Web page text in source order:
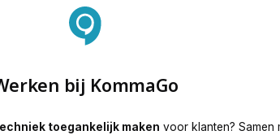
Werken bij KommaGo
bij KommaGo
toegankelijk maken voor klanten? Samen